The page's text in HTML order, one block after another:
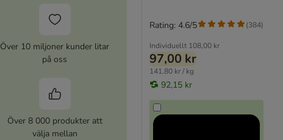
Över 10 miljoner kunder litar
på oss
Över 8 000 produkter att
välja mellan
Individuellt 108,00 kr
97,00 kr
141,80 kr / kg
92,15 kr
Rating: 4.6/5 (384)